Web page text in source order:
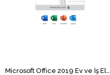
Microsoft Office 2019 Ev ve İş Elektronik Lisans